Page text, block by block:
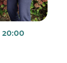
20:00